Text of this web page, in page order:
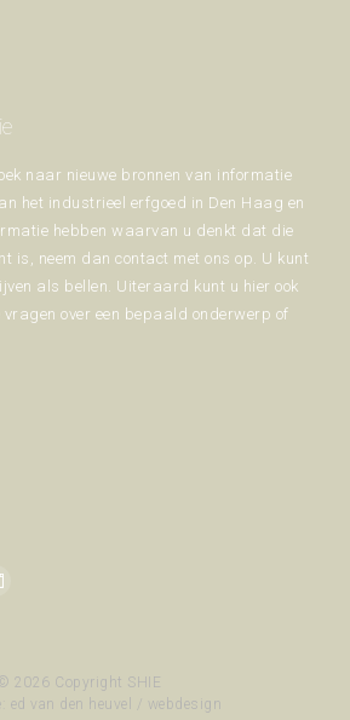
naar nieuwe bronnen van informatie
het industrieel erfgoed in Den Haag en
hebben waarvan u denkt dat die
is, neem dan contact met ons op. U kunt
als bellen. Uiteraard kunt u hier ook
over een bepaald onderwerp of
2026 Copyright SHIE
ed van den heuvel / webdesign